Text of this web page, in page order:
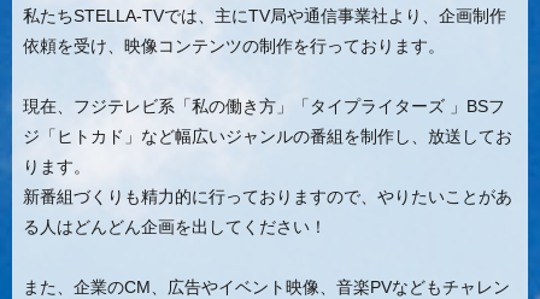
私たちSTELLA-TVでは、主にTV局や通信事業社より、企画制作
依頼を受け、映像コンテンツの制作を行っております。
現在、フジテレビ系「私の働き方」「タイプライターズ 」BSフ
ジ「ヒトカド」など幅広いジャンルの番組を制作し、放送してお
ります。
新番組づくりも精力的に行っておりますので、やりたいことがあ
る人はどんどん企画を出してください！
また、企業のCM、広告やイベント映像、音楽PVなどもチャレン